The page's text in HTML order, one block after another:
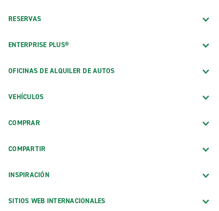
RESERVAS
ENTERPRISE PLUS®
OFICINAS DE ALQUILER DE AUTOS
VEHÍCULOS
COMPRAR
COMPARTIR
INSPIRACIÓN
SITIOS WEB INTERNACIONALES